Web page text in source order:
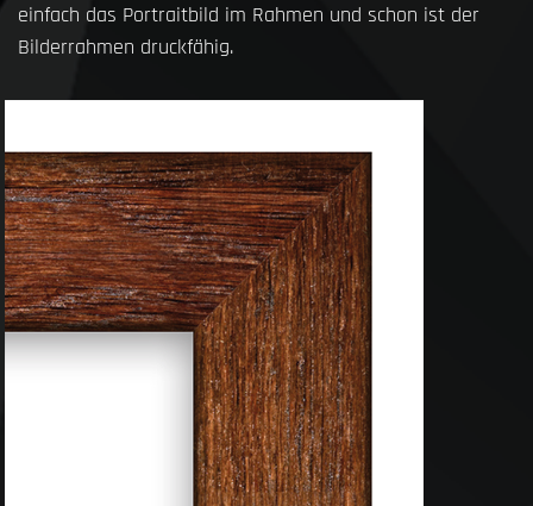
einfach das Portraitbild im Rahmen und schon ist der
Bilderrahmen druckfähig.